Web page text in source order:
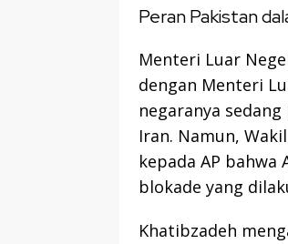
Peran Pakistan
Menteri Luar
dengan Menteri
negaranya
Iran. Namun,
kepada AP bahwa
blokade yang
Khatibzadeh